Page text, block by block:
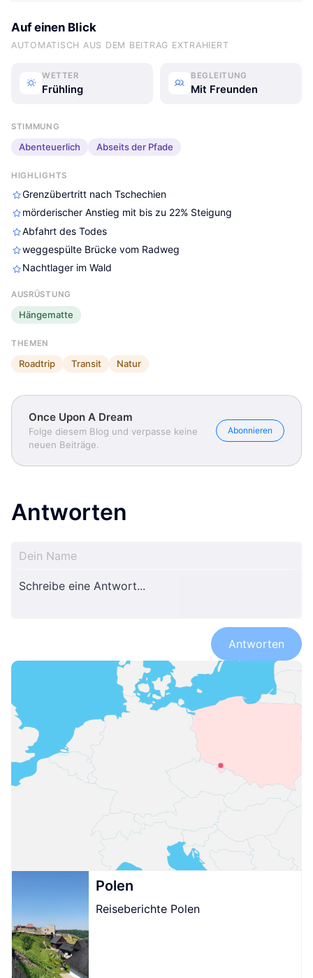
Auf einen Blick
AUTOMATISCH AUS DEM BEITRAG EXTRAHIERT
WETTER
Frühling
BEGLEITUNG
Mit Freunden
STIMMUNG
Abenteuerlich Abseits der Pfade
HIGHLIGHTS
Grenzübertritt nach Tschechien
mörderischer Anstieg mit bis zu 22% Steigung
Abfahrt des Todes
weggespülte Brücke vom Radweg
Nachtlager im Wald
AUSRÜSTUNG
Hängematte
THEMEN
Roadtrip Transit Natur
Once Upon A Dream
Folge diesem Blog und verpasse keine
neuen Beiträge.
Abonnieren
Antworten
Antworten
Polen
Reiseberichte Polen